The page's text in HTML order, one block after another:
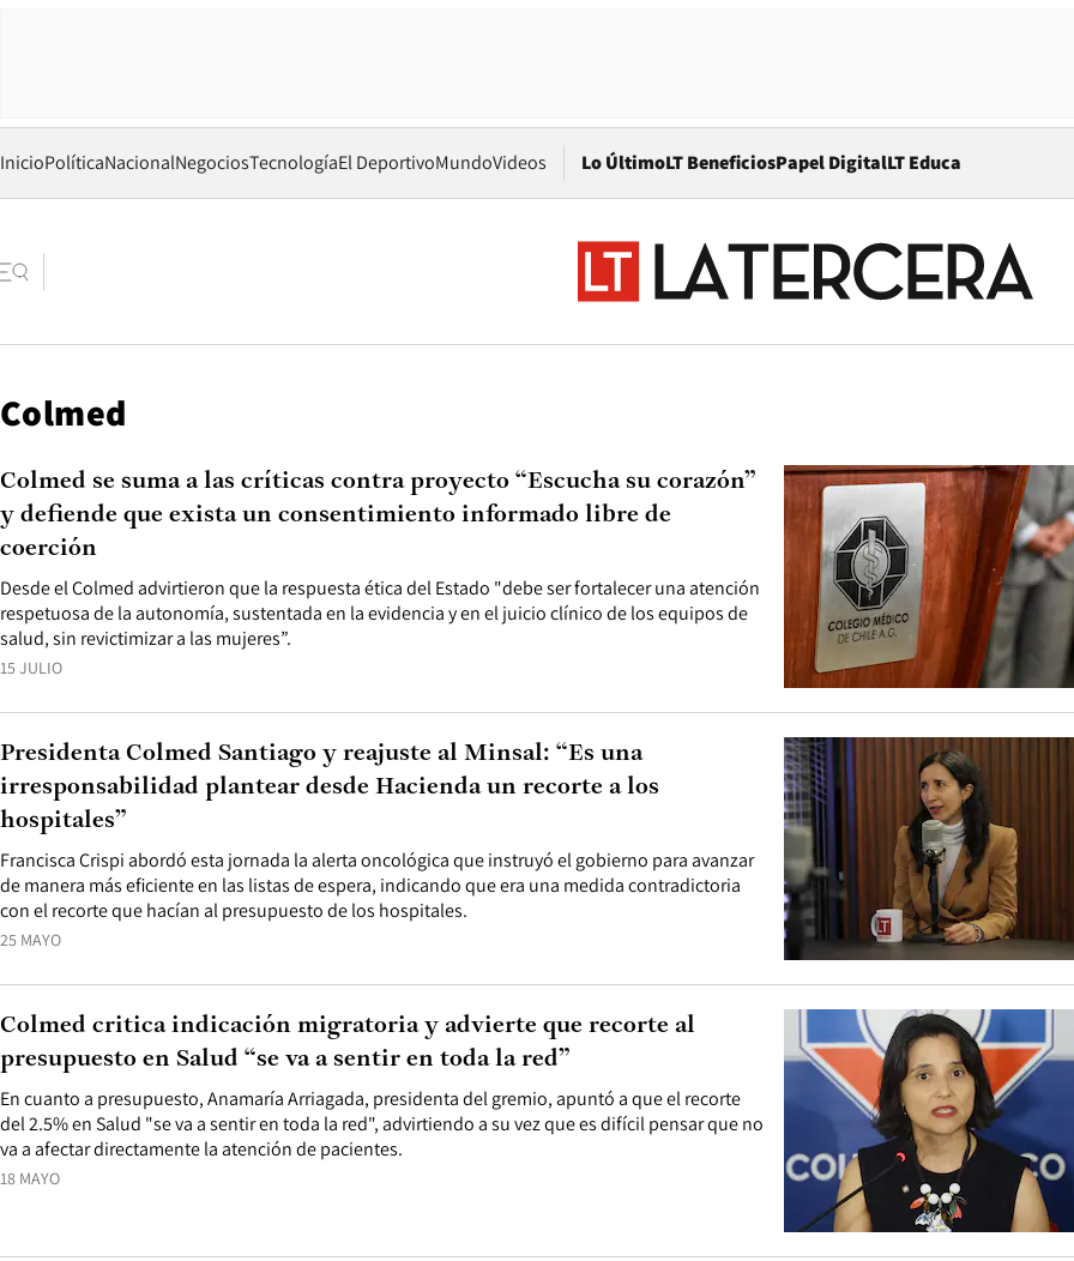
InicioPolíticaNacionalNegociosTecnologíaEl DeportivoMundoVideos Lo ÚltimoLT BeneficiosPapel DigitalOpens in new window
LT Educa
Colmed
15 JULIO
Desde el Colmed advirtieron que la respuesta ética del Estado "debe ser fortalecer una atención
respetuosa de la autonomía, sustentada en la evidencia y en el juicio clínico de los equipos de
salud, sin revictimizar a las mujeres”.
Colmed se suma a las críticas contra proyecto “Escucha su corazón”
y defiende que exista un consentimiento informado libre de
coerción
25 MAYO
Francisca Crispi abordó esta jornada la alerta oncológica que instruyó el gobierno para avanzar
de manera más eficiente en las listas de espera, indicando que era una medida contradictoria
con el recorte que hacían al presupuesto de los hospitales.
Presidenta Colmed Santiago y reajuste al Minsal: “Es una
irresponsabilidad plantear desde Hacienda un recorte a los
hospitales”
18 MAYO
En cuanto a presupuesto, Anamaría Arriagada, presidenta del gremio, apuntó a que el recorte
del 2.5% en Salud "se va a sentir en toda la red", advirtiendo a su vez que es difícil pensar que no
va a afectar directamente la atención de pacientes.
Colmed critica indicación migratoria y advierte que recorte al
presupuesto en Salud “se va a sentir en toda la red”